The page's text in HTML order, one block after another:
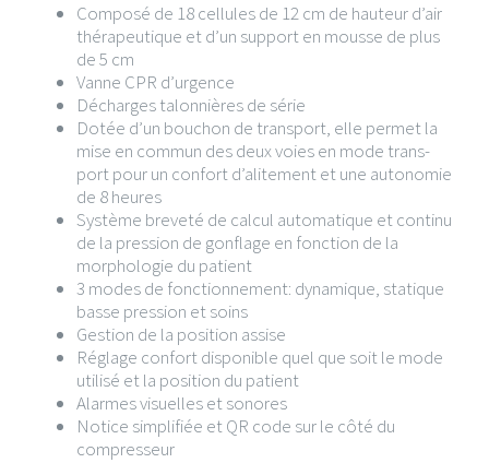
Composé de 18 cellules de 12 cm de hauteur d’air
thérapeutique et d’un support en mousse de plus
de 5 cm
Vanne CPR d’urgence
Décharges talonnières de série
Dotée d’un bouchon de transport, elle permet la
mise en commun des deux voies en mode trans-
port pour un confort d’alitement et une autonomie
de 8 heures
Système breveté de calcul automatique et continu
de la pression de gonflage en fonction de la
morphologie du patient
3 modes de fonctionnement: dynamique, statique
basse pression et soins
Gestion de la position assise
Réglage confort disponible quel que soit le mode
utilisé et la position du patient
Alarmes visuelles et sonores
Notice simplifiée et QR code sur le côté du
compresseur